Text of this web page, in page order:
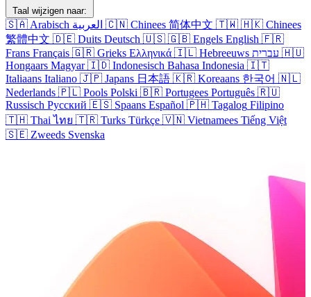
Taal wijzigen naar:
🇸🇦 Arabisch العربية 🇨🇳 Chinees 简体中文 🇹🇼 🇭🇰 Chinees
繁體中文 🇩🇪 Duits Deutsch 🇺🇸 🇬🇧 Engels English 🇫🇷
Frans Français 🇬🇷 Grieks Ελληνικά 🇮🇱 Hebreeuws עברית 🇭🇺
Hongaars Magyar 🇮🇩 Indonesisch Bahasa Indonesia 🇮🇹
Italiaans Italiano 🇯🇵 Japans 日本語 🇰🇷 Koreaans 한국어 🇳🇱
Nederlands 🇵🇱 Pools Polski 🇧🇷 Portugees Português 🇷🇺
Russisch Русский 🇪🇸 Spaans Español 🇵🇭 Tagalog Filipino
🇹🇭 Thai ไทย 🇹🇷 Turks Türkçe 🇻🇳 Vietnamees Tiếng Việt
🇸🇪 Zweeds Svenska